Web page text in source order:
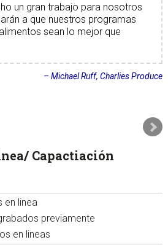
un gran trabajo para nosotros
a que nuestros programas
sean lo mejor que
Michael Ruff Charlies Produce
Capactiación
en linea
previamente
en lineas